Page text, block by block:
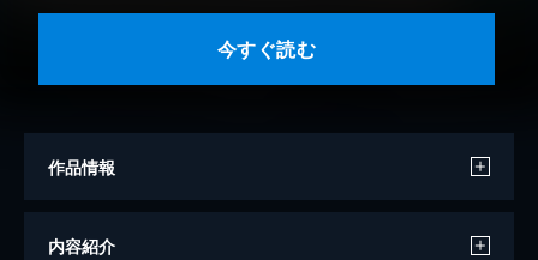
今すぐ読む
作品情報
漫画
内容紹介